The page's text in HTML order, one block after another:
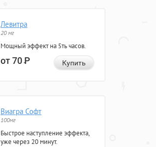
Левитра
20 мг
Мощный эффект на 5ть часов.
от 70Р Купить
Виагра Софт
100мг
Быстрое наступление эффекта,
уже через 20 минут.